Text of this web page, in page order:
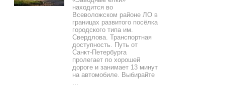
находится во
Всеволожском районе ЛО в
границах развитого посёлка
городского типа им.
Свердлова. Транспортная
доступность. Путь от
Санкт-Петербурга
пролегает по хорошей
дороге и занимает 13 минут
на автомобиле. Выбирайте
...